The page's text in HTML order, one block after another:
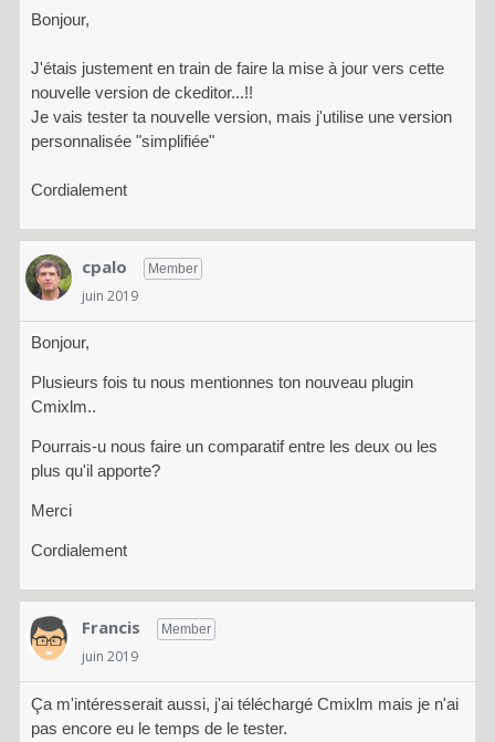
Bonjour,
J'étais justement en train de faire la mise à jour vers cette
nouvelle version de ckeditor...!!
Je vais tester ta nouvelle version, mais j'utilise une version
personnalisée "simplifiée"
Cordialement
cpalo Member
juin 2019
Bonjour,
Plusieurs fois tu nous mentionnes ton nouveau plugin
Cmixlm..
Pourrais-u nous faire un comparatif entre les deux ou les
plus qu'il apporte?
Merci
Cordialement
Francis Member
juin 2019
Ça m'intéresserait aussi, j'ai téléchargé Cmixlm mais je n'ai
pas encore eu le temps de le tester.